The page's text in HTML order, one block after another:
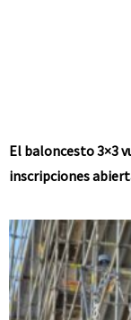
El baloncesto 3×3
inscripciones